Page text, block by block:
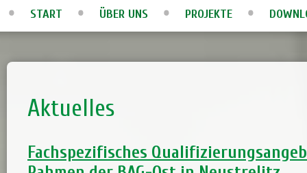
START ÜBER UNS PROJEKTE
Aktuelles
Fachspezifisches